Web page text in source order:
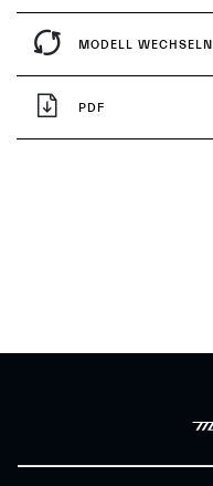
MODELL WECHSELN
PDF